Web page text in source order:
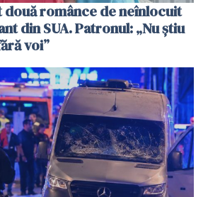
două românce de neînlocuit
din SUA. Patronul: „Nu știu
voi”